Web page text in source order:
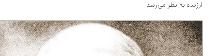
به نظر می‌رسد.